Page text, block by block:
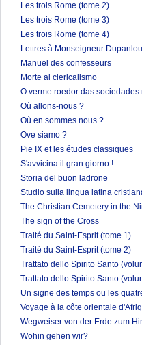
Les trois Rome (tome 2)
Les trois Rome (tome 3)
Les trois Rome (tome 4)
Lettres à Monseigneur
Manuel des confesseurs
Morte al clericalismo
O verme roedor das sociedades
Où allons-nous ?
Où en sommes nous ?
Ove siamo ?
Pie IX et les études classiques
S'avvicina il gran giorno !
Storia del buon ladrone
Studio sulla lingua latina
The Christian Cemetery in the
The sign of the Cross
Traité du Saint-Esprit (tome 1)
Traité du Saint-Esprit (tome 2)
Trattato dello Spirito Santo
Trattato dello Spirito Santo
Un signe des temps ou les
Voyage à la côte orientale
Wegweiser von der Erde zum
Wohin gehen wir?